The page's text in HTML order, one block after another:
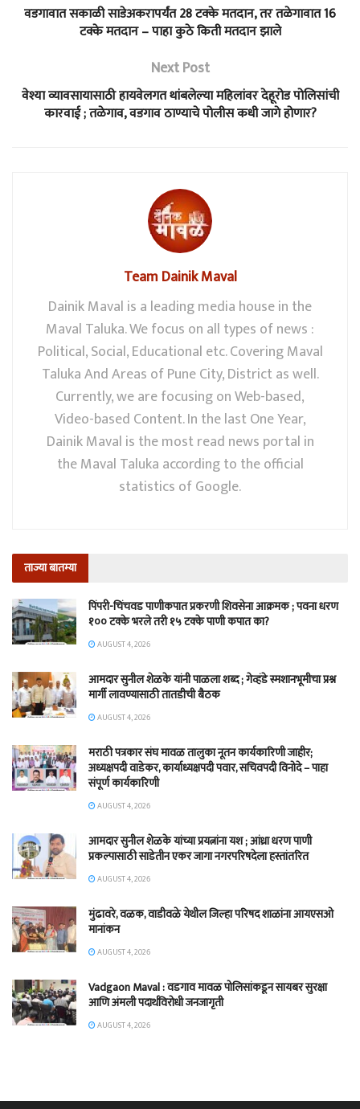
वडगावात सकाळी साडेअकरापर्यंत 28 टक्के मतदान, तर तळेगावात 16
टक्के मतदान – पाहा कुठे किती मतदान झाले
Next Post
वेश्या व्यावसायासाठी हायवेलगत थांबलेल्या महिलांवर देहूरोड पोलिसांची
कारवाई ; तळेगाव, वडगाव ठाण्याचे पोलीस कधी जागे होणार?
Team Dainik Maval
Dainik Maval is a leading media house in the
Maval Taluka. We focus on all types of news :
Political, Social, Educational etc. Covering Maval
Taluka And Areas of Pune City, District as well.
Currently, we are focusing on Web-based,
Video-based Content. In the last One Year,
Dainik Maval is the most read news portal in
the Maval Taluka according to the official
statistics of Google.
ताज्या बातम्या
पिंपरी-चिंचवड पाणीकपात प्रकरणी शिवसेना आक्रमक ; पवना धरण
१०० टक्के भरले तरी १५ टक्के पाणी कपात का?
AUGUST 4, 2026
आमदार सुनील शेळके यांनी पाळला शब्द ; गेव्हंडे स्मशानभूमीचा प्रश्न
मार्गी लावण्यासाठी तातडीची बैठक
AUGUST 4, 2026
मराठी पत्रकार संघ मावळ तालुका नूतन कार्यकारिणी जाहीर;
अध्यक्षपदी वाडेकर, कार्याध्यक्षपदी पवार, सचिवपदी विनोदे – पाहा
संपूर्ण कार्यकारिणी
AUGUST 4, 2026
आमदार सुनील शेळके यांच्या प्रयत्नांना यश ; आंध्रा धरण पाणी
प्रकल्पासाठी साडेतीन एकर जागा नगरपरिषदेला हस्तांतरित
AUGUST 4, 2026
मुंढावरे, वळक, वाडीवळे येथील जिल्हा परिषद शाळांना आयएसओ
मानांकन
AUGUST 4, 2026
Vadgaon Maval : वडगाव मावळ पोलिसांकडून सायबर सुरक्षा
आणि अंमली पदार्थविरोधी जनजागृती
AUGUST 4, 2026